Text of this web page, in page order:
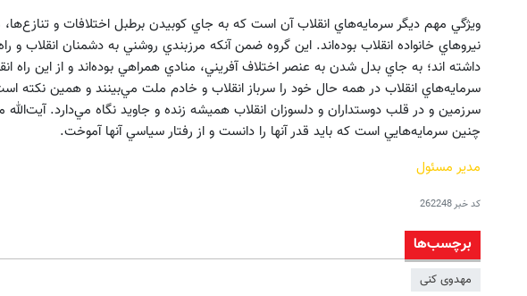
ويژگي مهم ديگر سرمايه‌هاي انقلاب آن است كه به جاي كوبيدن برطبل اختلافات و
نيروهاي خانواده انقلاب بوده‌اند. اين گروه ضمن آنكه مرزبندي روشني به دشمنان انقلاب و
داشته اند؛ به جاي بدل شدن به عنصر اختلاف آفريني، منادي همراهي بوده‌اند و از اين راه
سرمايه‌هاي انقلاب در همه حال خود را سرباز انقلاب و خادم ملت مي‌بينند و همين نكته است
سرزمين و در قلب دوستداران و دلسوزان انقلاب هميشه زنده و جاويد نگاه مي‌دارد. آيت‌الله
چنين سرمايه‌هايي است كه بايد قدر آنها را دانست و از رفتار سياسي آنها آموخت.
مدير مسئول
کد خبر262248
برچسب‌ها
مهدوی کنی